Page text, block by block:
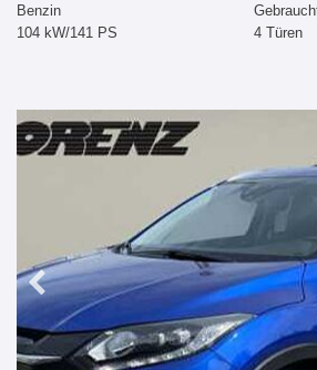
Benzin
104 kW/141 PS
4 Türen